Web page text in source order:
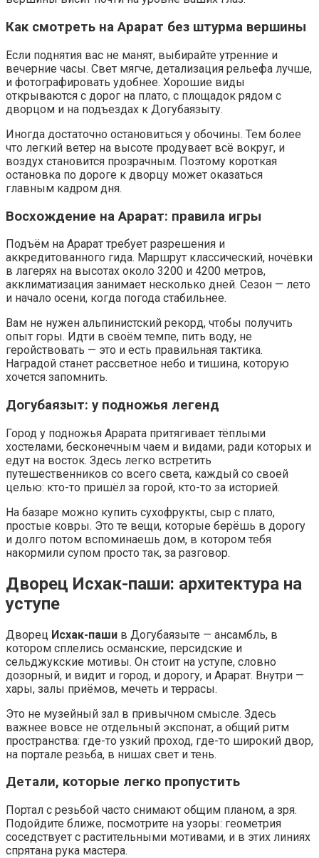
Как смотреть на Арарат без штурма вершины
Если поднятия вас не манят, выбирайте утренние и
вечерние часы. Свет мягче, детализация рельефа лучше,
и фотографировать удобнее. Хорошие виды
открываются с дорог на плато, с площадок рядом с
дворцом и на подъездах к Догубаязыту.
Иногда достаточно остановиться у обочины. Тем более
что легкий ветер на высоте продувает всё вокруг, и
воздух становится прозрачным. Поэтому короткая
остановка по дороге к дворцу может оказаться
главным кадром дня.
Восхождение на Арарат: правила игры
Подъём на Арарат требует разрешения и
аккредитованного гида. Маршрут классический, ночёвки
в лагерях на высотах около 3200 и 4200 метров,
акклиматизация занимает несколько дней. Сезон — лето
и начало осени, когда погода стабильнее.
Вам не нужен альпинистский рекорд, чтобы получить
опыт горы. Идти в своём темпе, пить воду, не
геройствовать — это и есть правильная тактика.
Наградой станет рассветное небо и тишина, которую
хочется запомнить.
Догубаязыт: у подножья легенд
Город у подножья Арарата притягивает тёплыми
хостелами, бесконечным чаем и видами, ради которых и
едут на восток. Здесь легко встретить
путешественников со всего света, каждый со своей
целью: кто-то пришёл за горой, кто-то за историей.
На базаре можно купить сухофрукты, сыр с плато,
простые ковры. Это те вещи, которые берёшь в дорогу
и долго потом вспоминаешь дом, в котором тебя
накормили супом просто так, за разговор.
Дворец Исхак-паши: архитектура на
уступе
Дворец Исхак-паши в Догубаязыте — ансамбль, в
котором сплелись османские, персидские и
сельджукские мотивы. Он стоит на уступе, словно
дозорный, и видит и город, и дорогу, и Арарат. Внутри —
хары, залы приёмов, мечеть и террасы.
Это не музейный зал в привычном смысле. Здесь
важнее вовсе не отдельный экспонат, а общий ритм
пространства: где-то узкий проход, где-то широкий двор,
на портале резьба, в нишах свет и тень.
Детали, которые легко пропустить
Портал с резьбой часто снимают общим планом, а зря.
Подойдите ближе, посмотрите на узоры: геометрия
соседствует с растительными мотивами, и в этих линиях
спрятана рука мастера.